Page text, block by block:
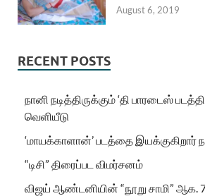
August 6, 2019
RECENT POSTS
நானி நடித்திருக்கும் ‘தி பாரடைஸ்
வெளியீடு
‘மாயக்காளான்’ படத்தை இயக்குகிறார்
“டிசி” திரைப்பட விமர்சனம்
விஜய் ஆண்டனியின் “நூறு சாமி” ஆக.